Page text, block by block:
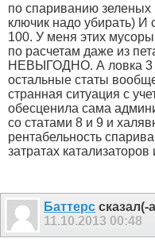
по спариванию
ключик надо убирать) И
100. У меня этих
по расчетам даже из
НЕВЫГОДНО. А ловка 3
остальные статы
странная ситуация с
обесценила сама
со статами 8 и 9 и
рентабельность
затратах
Баттерс сказал(-
11.10.2013 00:48